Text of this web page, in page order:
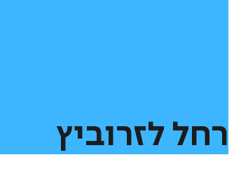
רחל לזרוביץ